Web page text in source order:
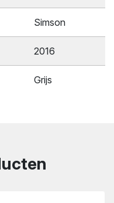
Simson
2016
Grijs